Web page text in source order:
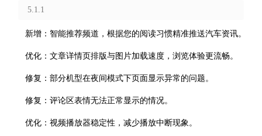
5.1.1
新增：智能推荐频道，根据您的阅读习惯精准推送汽车资讯。
优化：文章详情页排版与图片加载速度，浏览体验更流畅。
修复：部分机型在夜间模式下页面显示异常的问题。
修复：评论区表情无法正常显示的情况。
优化：视频播放器稳定性，减少播放中断现象。